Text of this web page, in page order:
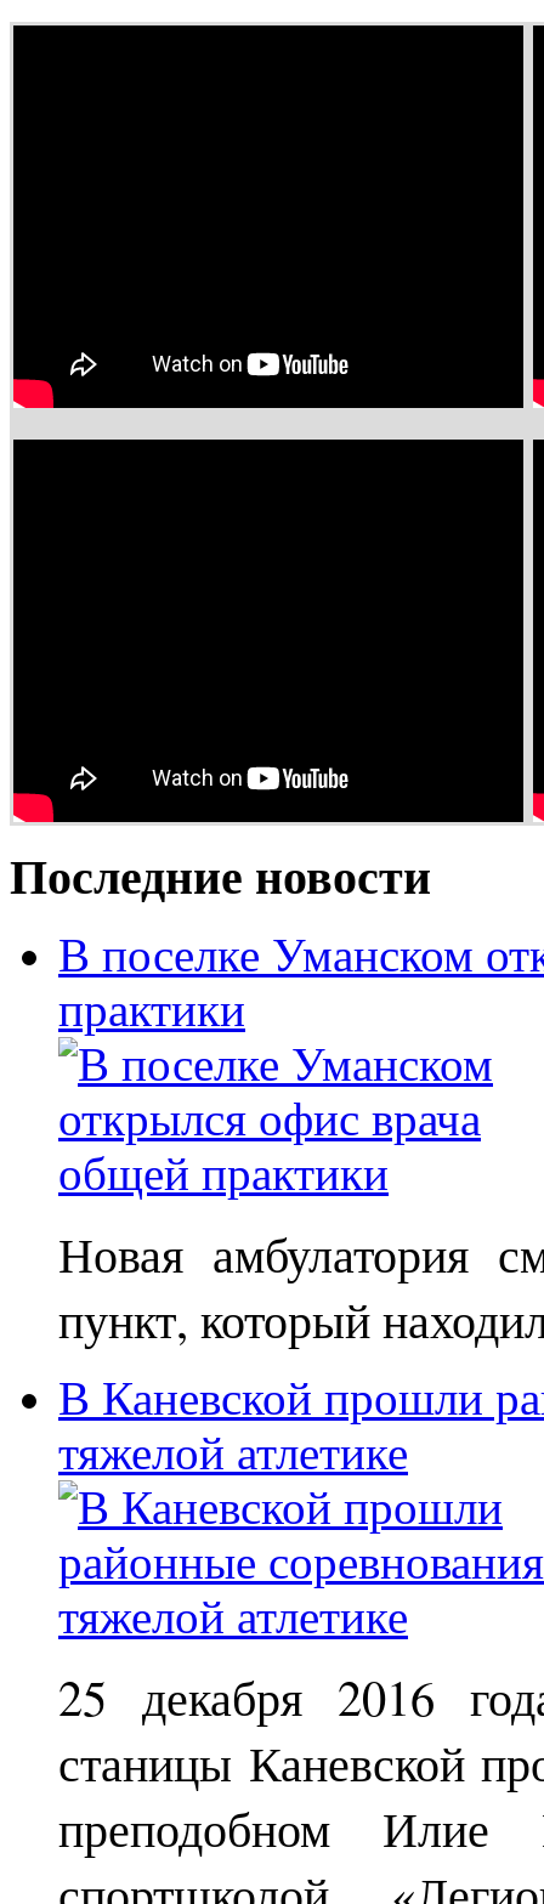
Последние новости
В поселке Уманском
практики
Новая амбулатория
пункт, который
В Каневской прошли
тяжелой атлетике
25 декабря 2016
станицы Каневской
преподобном Илие